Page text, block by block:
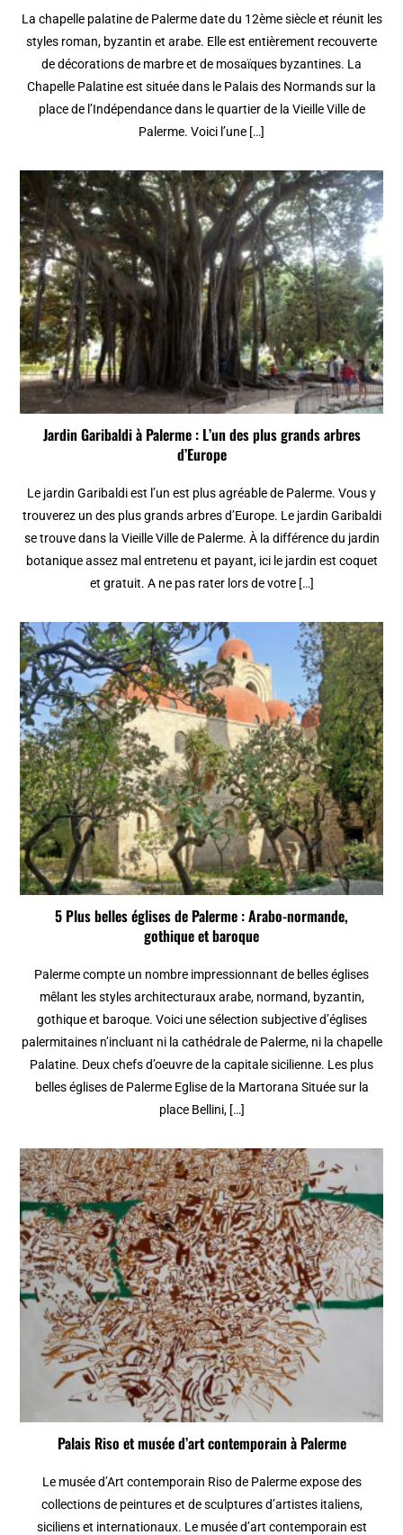
La chapelle palatine de Palerme date du 12ème siècle et réunit les
styles roman, byzantin et arabe. Elle est entièrement recouverte
de décorations de marbre et de mosaïques byzantines. La
Chapelle Palatine est située dans le Palais des Normands sur la
place de l’Indépendance dans le quartier de la Vieille Ville de
Palerme. Voici l’une […]
Jardin Garibaldi à Palerme : L’un des plus grands arbres
d’Europe
Le jardin Garibaldi est l’un est plus agréable de Palerme. Vous y
trouverez un des plus grands arbres d’Europe. Le jardin Garibaldi
se trouve dans la Vieille Ville de Palerme. À la différence du jardin
botanique assez mal entretenu et payant, ici le jardin est coquet
et gratuit. A ne pas rater lors de votre […]
5 Plus belles églises de Palerme : Arabo-normande,
gothique et baroque
Palerme compte un nombre impressionnant de belles églises
mêlant les styles architecturaux arabe, normand, byzantin,
gothique et baroque. Voici une sélection subjective d’églises
palermitaines n’incluant ni la cathédrale de Palerme, ni la chapelle
Palatine. Deux chefs d’oeuvre de la capitale sicilienne. Les plus
belles églises de Palerme Eglise de la Martorana Située sur la
place Bellini, […]
Palais Riso et musée d’art contemporain à Palerme
Le musée d’Art contemporain Riso de Palerme expose des
collections de peintures et de sculptures d’artistes italiens,
siciliens et internationaux. Le musée d’art contemporain est